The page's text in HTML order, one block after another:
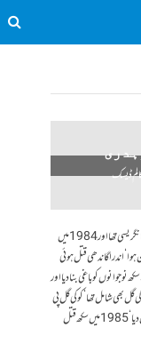
ڈیسک
پہلی کہانی للت میکن کی ہے‘ یہ بھارتی صدر شنکر دیال شرما کا داماد تھا‘کانگریسی تھا اور 1984میں
ہوا‘ اندرا گاندھی قتل ہوئی
نے سکھ نوجوانوں کو باغی بنا دیا اور
گل بھی شامل تھا‘ کوکی گل پی
ایچ ڈی پلان کر رہا تھا لیکن ایک سرکاری رپورٹ نے اس کا راستہ بدل دیا‘ 1985 میں سکھ قتل